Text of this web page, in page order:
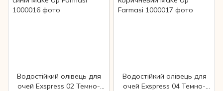
Водостійкий олівець для
очей Exspress 02 Темно-
Водостійкий олівець для
очей Exspress 04 Темно-